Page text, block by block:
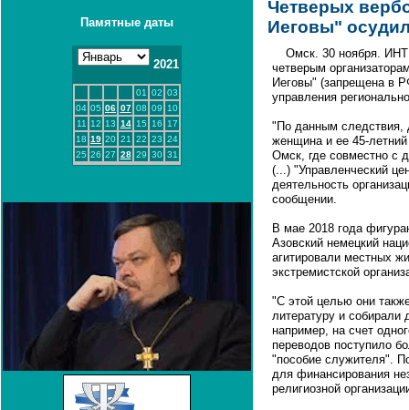
Памятные даты
2021
01 02 03
04 05 06 07 08 09
10
11
12 13 14 15 16
17
18 19 20 21 22 23 24
25 26 27 28 29 30 31
Четверых
Иеговы"
Омск. 30 ноября.
четверым
Иеговы" (запрещена в
управления
"По данным следствия,
женщина и ее 45-летний
Омск, где совместно с
(...) "Управленческий
деятельность
сообщении.
В мае 2018 года
Азовский немецкий
агитировали местных
экстремистской
"С этой целью они
литературу и собирали
например, на счет
переводов поступило
"пособие служителя".
для финансирования
религиозной